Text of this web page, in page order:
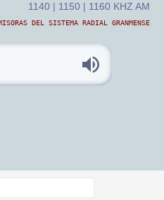
1140 | 1150 | 1160 KHZ AM
DEL SISTEMA RADIAL GRANMENSE